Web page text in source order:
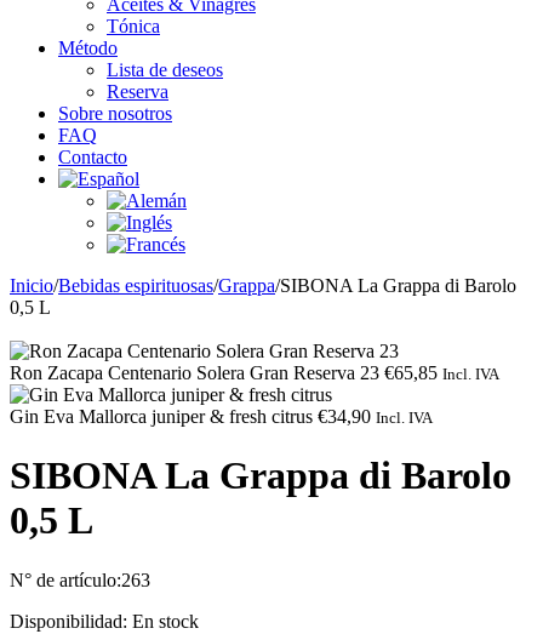
Tónica
Método
Lista de deseos
Reserva
Sobre nosotros
FAQ
Contacto
Inicio/Bebidas espirituosas/Grappa/SIBONA La Grappa di Barolo
0,5 L
Ron Zacapa Centenario Solera Gran Reserva 23 €65,85 Incl. IVA
Gin Eva Mallorca juniper & fresh citrus €34,90 Incl. IVA
SIBONA La Grappa di Barolo
0,5 L
N° de artículo:263
Disponibilidad: En stock